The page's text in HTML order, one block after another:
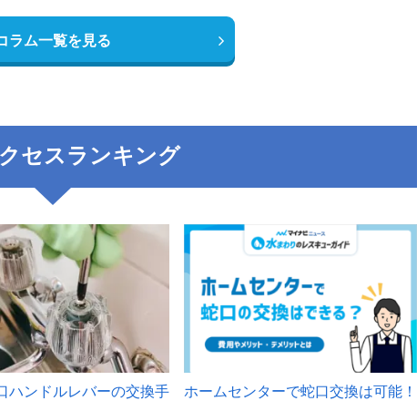
ラム一覧を見る
セスランキング
ハンドルレバーの交換手
ホームセンターで蛇口交換は可能！